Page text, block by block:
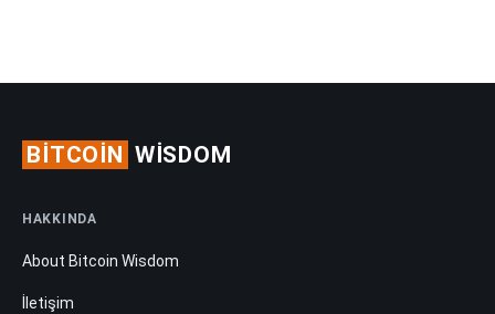
BITCOIN WISDOM
HAKKINDA
About Bitcoin Wisdom
İletişim